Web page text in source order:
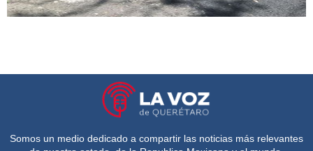
Somos un medio dedicado a compartir las noticias más relevantes